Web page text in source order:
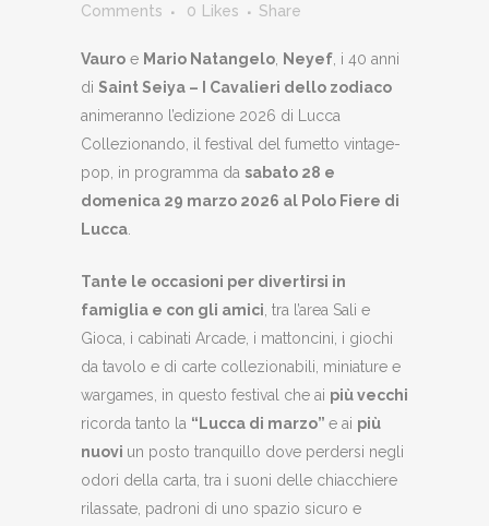
Comments
0 Likes Share
Vauro e Mario Natangelo Neyef , i 40 anni
di Saint Seiya – I Cavalieri dello zodiaco
animeranno l’edizione 2026 di Lucca
Collezionando, il festival del fumetto vintage-
pop, in programma da sabato 28 e
domenica 29 marzo 2026 al Polo Fiere di
Lucca
Tante le occasioni per divertirsi in
famiglia e con gli amici , tra l’area Sali e
Gioca, i cabinati Arcade, i mattoncini, i giochi
da tavolo e di carte collezionabili, miniature e
wargames, in questo festival che ai più vecchi
ricorda tanto la “Lucca di marzo” e ai più
nuovi un posto tranquillo dove perdersi negli
odori della carta, tra i suoni delle chiacchiere
rilassate, padroni di uno spazio sicuro e